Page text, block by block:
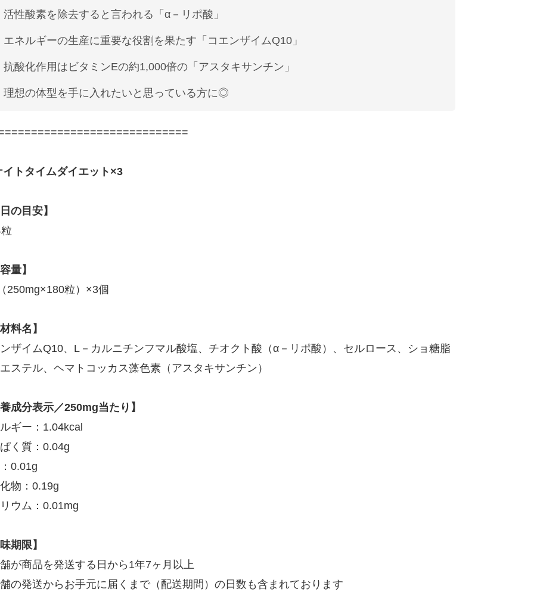
活性酸素を除去すると言われる「α－リポ酸」
エネルギーの生産に重要な役割を果たす「コエンザイムQ10」
抗酸化作用はビタミンEの約1,000倍の「アスタキサンチン」
理想の体型を手に入れたいと思っている方に◎
トタイムダイエット×3
の目安】
量】
250mg×180粒）×3個
料名】
ザイムQ10、L－カルニチンフマル酸塩、チオクト酸（α－リポ酸）、セルロース、ショ糖脂
ステル、ヘマトコッカス藻色素（アスタキサンチン）
成分表示／250mg当たり】
ギー：1.04kcal
く質：0.04g
0.01g
物：0.19g
ウム：0.01mg
期限】
が商品を発送する日から1年7ヶ月以上
の発送からお手元に届くまで（配送期間）の日数も含まれております